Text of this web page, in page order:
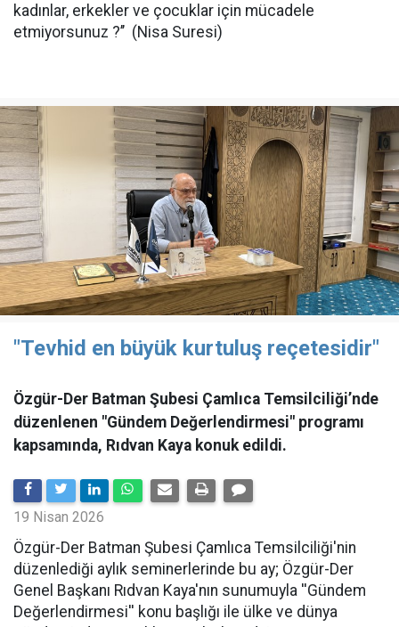
kadınlar, erkekler ve çocuklar için mücadele
etmiyorsunuz ?’’ (Nisa Suresi)
"Tevhid en büyük kurtuluş reçetesidir"
Özgür-Der Batman Şubesi Çamlıca Temsilciliği’nde
düzenlenen "Gündem Değerlendirmesi" programı
kapsamında, Rıdvan Kaya konuk edildi.
19 Nisan 2026
​Özgür-Der Batman Şubesi Çamlıca Temsilciliği'nin
düzenlediği aylık seminerlerinde bu ay; Özgür-Der
Genel Başkanı Rıdvan Kaya'nın sunumuyla ''Gündem
Değerlendirmesi'' konu başlığı ile ülke ve dünya